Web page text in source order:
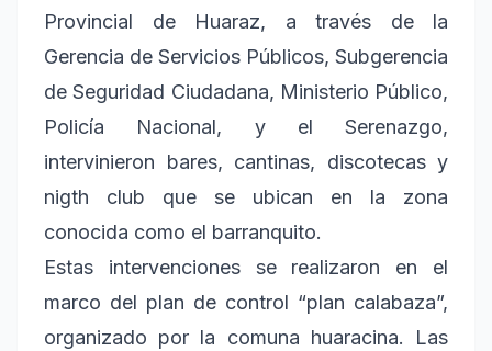
Provincial de Huaraz, a través de la
Gerencia de Servicios Públicos, Subgerencia
de Seguridad Ciudadana, Ministerio Público,
Policía Nacional, y el Serenazgo,
intervinieron bares, cantinas, discotecas y
nigth club que se ubican en la zona
conocida como el barranquito.
Estas intervenciones se realizaron en el
marco del plan de control “plan calabaza”,
organizado por la comuna huaracina. Las